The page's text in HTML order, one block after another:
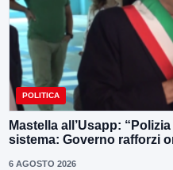
POLITICA
Mastella all’Usapp:
sistema: Governo rafforzi
6 AGOSTO 2026